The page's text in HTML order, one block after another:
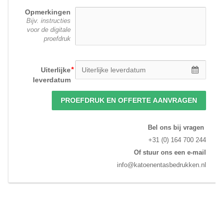
Opmerkingen
Bijv. instructies
voor de digitale
proefdruk
Uiterlijke
leverdatum
PROEFDRUK EN OFFERTE AANVRAGEN
Bel ons bij vragen
+31 (0) 164 700 244
Of stuur ons een e-mail
info@katoenentasbedrukken.nl